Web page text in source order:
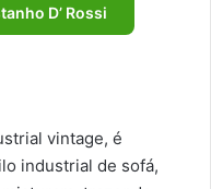
D’ Rossi
vintage, é
industrial de sofá,